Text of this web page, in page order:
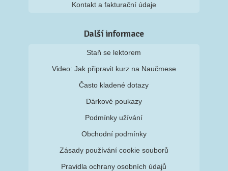
Kontakt a fakturační údaje
Další informace
Staň se lektorem
Video: Jak připravit kurz na Naučmese
Často kladené dotazy
Dárkové poukazy
Podmínky užívání
Obchodní podmínky
Zásady používání cookie souborů
Pravidla ochrany osobních údajů